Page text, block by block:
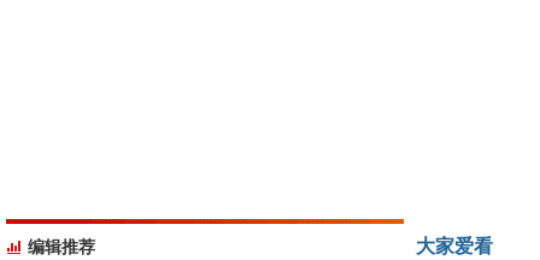
编辑推荐 大家爱看